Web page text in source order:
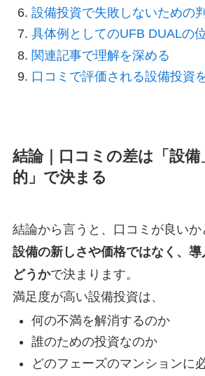
設備投資で失敗しないための
具体例としてのUFB DUALの
関連記事で理解を深める
口コミで評価される設備投資
結論｜口コミの差は「設備
的」で決まる
結論から言うと、口コミが良いか
設備の新しさや価格ではなく、
どうかで決まります。
満足度が高い設備投資は、
何の不満を解消するのか
誰のための投資なのか
どのフェーズのマンションに